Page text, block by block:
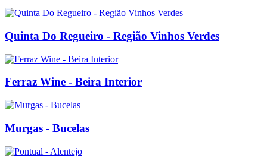
Quinta Do Regueiro - Região Vinhos Verdes
Ferraz Wine - Beira Interior
Murgas - Bucelas